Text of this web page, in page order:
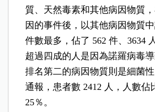
質、天然毒素和其他病因物質
因的事件後，以其他病因物質
件數最多，佔了 562 件、3634
超過四成的人是因為諾羅病毒導
排名第二的病因物質則是細菌
通報，患者數 2412 人，人數佔
25％。